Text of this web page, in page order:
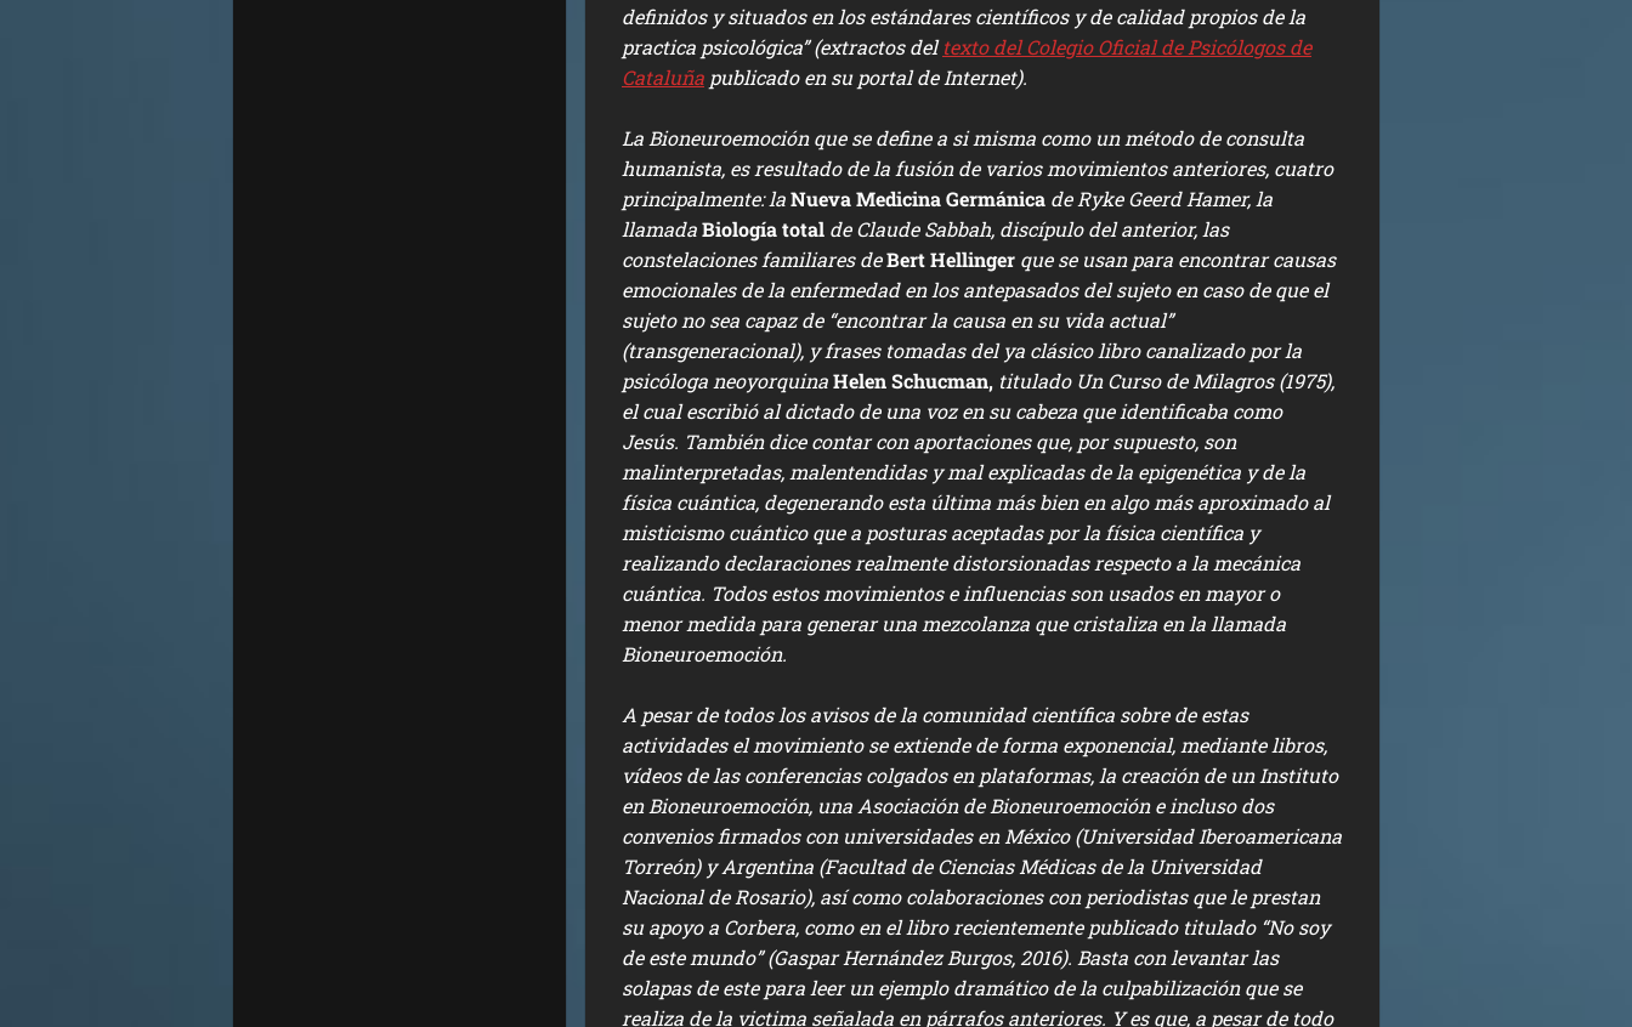
definidos y situados en los estándares científicos y de calidad propios de la
practica psicológica”(extractos deltexto del Colegio Oficial de Psicólogos de
Cataluña publicado en su portal de Internet).
La Bioneuroemoción que se define a si misma como un método de consulta
humanista, es resultado de la fusión de varios movimientos anteriores, cuatro
principalmente: laNueva Medicina Germánica de Ryke Geerd Hamer, la
llamadaBiología total de Claude Sabbah, discípulo del anterior, las
constelaciones familiares deBert Hellinger que se usan para encontrar causas
emocionales de la enfermedad en los antepasados del sujeto en caso de que el
sujeto no sea capaz de “encontrar la causa en su vida actual”
(transgeneracional), y frases tomadas del ya clásico libro canalizado por la
psicóloga neoyorquinaHelen Schucman, titulado Un Curso de Milagros(1975),
el cual escribió al dictado de una voz en su cabeza que identificaba como
Jesús. También dice contar con aportaciones que, por supuesto, son
malinterpretadas, malentendidas y mal explicadas de la epigenética y de la
física cuántica, degenerando esta última más bien en algo más aproximado al
misticismo cuántico que a posturas aceptadas por la física científica y
realizando declaraciones realmente distorsionadas respecto a la mecánica
cuántica. Todos estos movimientos e influencias son usados en mayor o
menor medida para generar una mezcolanza que cristaliza en la llamada
Bioneuroemoción.
A pesar de todos los avisos de la comunidad científica sobre de estas
actividades el movimiento se extiende de forma exponencial, mediante libros,
vídeos de las conferencias colgados en plataformas, la creación de un Instituto
en Bioneuroemoción, una Asociación de Bioneuroemoción e incluso dos
convenios firmados con universidades en México (Universidad Iberoamericana
Torreón) y Argentina (Facultad de Ciencias Médicas de la Universidad
Nacional de Rosario), así como colaboraciones con periodistas que le prestan
su apoyo a Corbera, como en el libro recientemente publicado titulado “No soy
de este mundo” (Gaspar Hernández Burgos, 2016). Basta con levantar las
solapas de este para leer un ejemplo dramático de la culpabilización que se
realiza de la victima señalada en párrafos anteriores. Y es que, a pesar de todo